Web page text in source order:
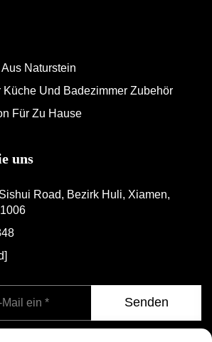
Naturstein
Küche Und Badezimmer Zubehör
Für Zu Hause
uns
Road, Bezirk Huli, Xiamen,
Senden